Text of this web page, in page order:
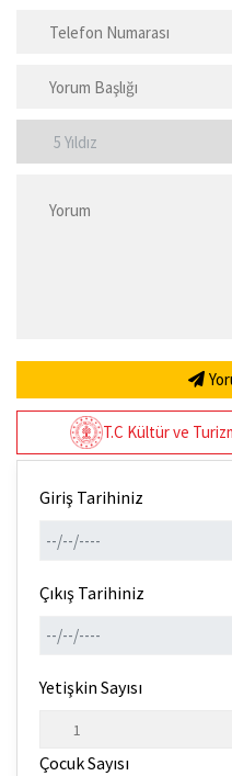
T.C Kültür ve
Giriş Tarihiniz
Çıkış Tarihiniz
Yetişkin Sayısı
Çocuk Sayısı